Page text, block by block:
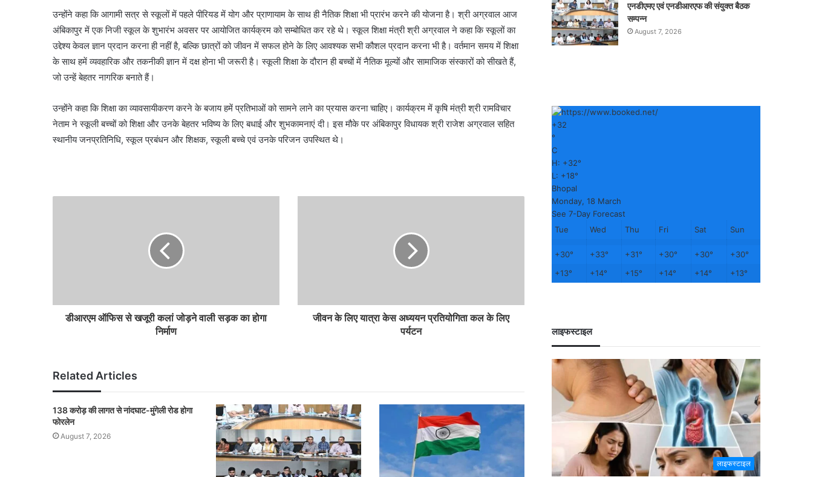
उन्होंने कहा कि आगामी सत्र से स्कूलों में पहले पीरियड में योग और प्राणायाम के साथ ही नैतिक शिक्षा भी प्रारंभ करने की योजना है। श्री अग्रवाल आज
अंबिकापुर में एक निजी स्कूल के शुभारंभ अवसर पर आयोजित कार्यक्रम को सम्बोधित कर रहे थे। स्कूल शिक्षा मंत्री श्री अग्रवाल ने कहा कि स्कूलों का
उद्देश्य केवल ज्ञान प्रदान करना ही नहीं है, बल्कि छात्रों को जीवन में सफल होने के लिए आवश्यक सभी कौशल प्रदान करना भी है। वर्तमान समय में शिक्षा
के साथ हमें व्यवहारिक और तकनीकी ज्ञान में दक्ष होना भी जरूरी है। स्कूली शिक्षा के दौरान ही बच्चों में नैतिक मूल्यों और सामाजिक संस्कारों को सीखते हैं,
जो उन्हें बेहतर नागरिक बनाते हैं।
उन्होंने कहा कि शिक्षा का व्यावसायीकरण करने के बजाय हमें प्रतिभाओं को सामने लाने का प्रयास करना चाहिए। कार्यक्रम में कृषि मंत्री श्री रामविचार
नेताम ने स्कूली बच्चों को शिक्षा और उनके बेहतर भविष्य के लिए बधाई और शुभकामनाएं दी। इस मौके पर अंबिकापुर विधायक श्री राजेश अग्रवाल सहित
स्थानीय जनप्रतिनिधि, स्कूल प्रबंधन और शिक्षक, स्कूली बच्चे एवं उनके परिजन उपस्थित थे।
डीआरएम ऑफिस से खजूरी कलां जोड़ने वाली सड़क का होगा
निर्माण
जीवन के लिए यात्रा केस अध्ययन प्रतियोगिता कल के लिए
पर्यटन
Related Articles
138 करोड़ की लागत से नांदघाट-मुंगेली रोड होगा
फोरलेन
August 7, 2026
एनडीएमए एवं एनडीआरएफ की संयुक्त बैठक
सम्पन्न
August 7, 2026
+32
°
C
H: +32°
L: +18°
Bhopal
Monday, 18 March
See 7-Day Forecast
Tue
Wed Thu Fri Sat Sun
+30° +33° +31° +30° +30° +30°
+13° +14° +15° +14° +14° +13°
लाइफस्टाइल
लाइफस्टाइल